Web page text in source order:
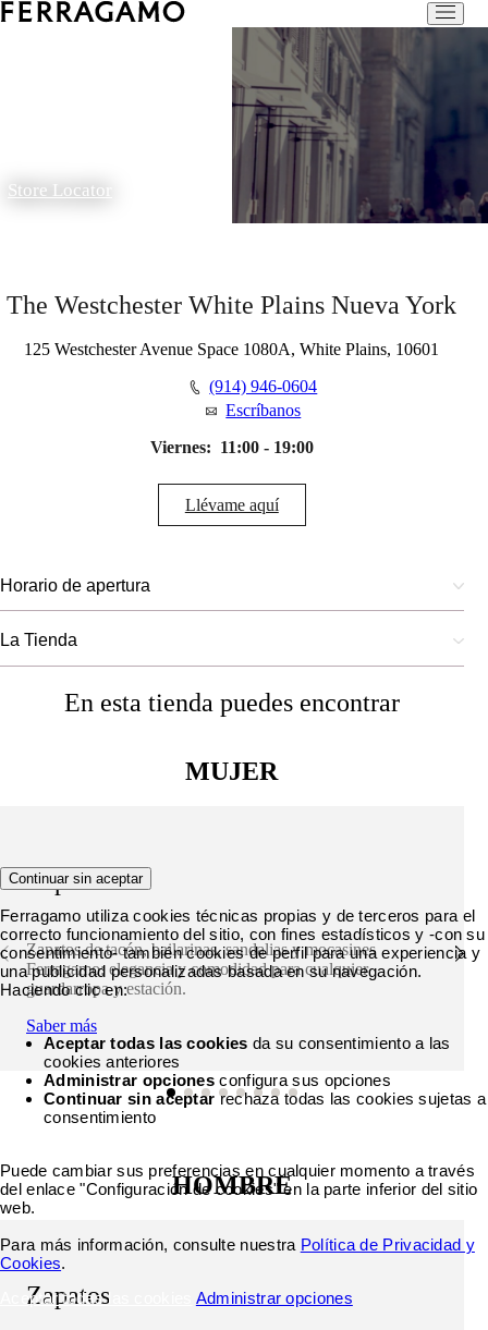
Store Locator
The Westchester White Plains Nueva York
125 Westchester Avenue Space 1080A, White Plains, 10601
(914) 946-0604
Escríbanos
Viernes: 11:00 - 19:00
Llévame aquí
Horario de apertura
La Tienda
En esta tienda puedes encontrar
MUJER
Zapatos
Zapatos de tacón, bailarinas, sandalias y mocasines
Ferragamo: elegancia y comodidad para cualquier
guardarropa y estación.
Saber más
HOMBRE
Zapatos
Continuar sin aceptar
Ferragamo utiliza cookies técnicas propias y de terceros para el
correcto funcionamiento del sitio, con fines estadísticos y -con su
consentimiento- también cookies de perfil para una experiencia y
una publicidad personalizadas basada en su navegación.
Haciendo clic en:
Aceptar todas las cookies da su consentimiento a las
cookies anteriores
Administrar opciones configura sus opciones
Continuar sin aceptar rechaza todas las cookies sujetas a
consentimiento
Puede cambiar sus preferencias en cualquier momento a través
del enlace "Configuración de cookies" en la parte inferior del sitio
web.
Para más información, consulte nuestra Política de Privacidad y
Cookies.
Aceptar todas las cookies
Administrar opciones